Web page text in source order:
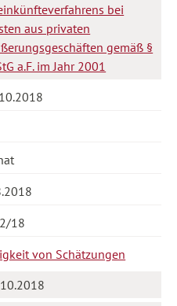
bei
aus privaten
gemäß §
a.F. im Jahr 2001
18
von Schätzungen